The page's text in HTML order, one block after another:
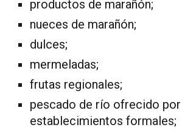
productos de marañón;
nueces de marañón;
dulces;
mermeladas;
frutas regionales;
pescado de río ofrecido por
establecimientos formales;